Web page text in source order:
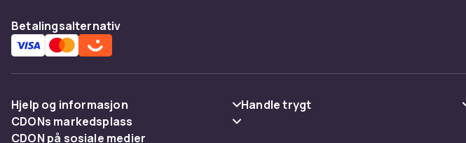
Betalingsalternativ
Hjelp og informasjon
Vanlige spørsmål
Handle trygt
CDONs markedsplass
CDON på sosiale medier